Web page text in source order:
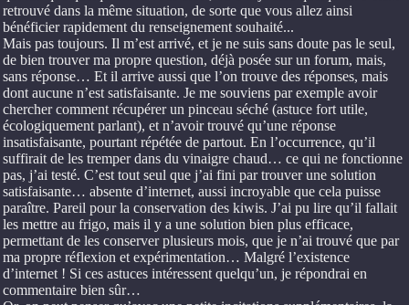
retrouvé dans la même situation, de sorte que vous allez ainsi
bénéficier rapidement du renseignement souhaité...
Mais pas toujours. Il m’est arrivé, et je ne suis sans doute pas le seul,
de bien trouver ma propre question, déjà posée sur un forum, mais,
sans réponse… Et il arrive aussi que l’on trouve des réponses, mais
dont aucune n’est satisfaisante. Je me souviens par exemple avoir
chercher comment récupérer un pinceau séché (astuce fort utile,
écologiquement parlant), et n’avoir trouvé qu’une réponse
insatisfaisante, pourtant répétée de partout. En l’occurrence, qu’il
suffirait de les tremper dans du vinaigre chaud… ce qui ne fonctionne
pas, j’ai testé. C’est tout seul que j’ai fini par trouver une solution
satisfaisante… absente d’internet, aussi incroyable que cela puisse
paraître. Pareil pour la conservation des kiwis. J’ai pu lire qu’il fallait
les mettre au frigo, mais il y a une solution bien plus efficace,
permettant de les conserver plusieurs mois, que je n’ai trouvé que par
ma propre réflexion et expérimentation… Malgré l’existence
d’internet ! Si ces astuces intéressent quelqu’un, je répondrai en
commentaire bien sûr…